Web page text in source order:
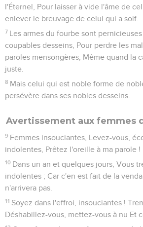
sanguinaires, Et qui se bande les yeux
mal,
16 Celui-là habitera dans des lieux
fortifiés seront sa retraite ; Du pain lui
lui sera assurée.
Jérusalem délivrée
17 Tes yeux verront le roi dans sa
18 Ton coeur se souviendra de la terreur
secrétaire, où est le trésorier ? Où est
tours ?
19 Tu ne verras plus le peuple
langage obscur qu'on n'entend pas, A la
qu'on ne comprend pas.
20
Regarde Sion, la cité de nos fêtes !
Jérusalem, séjour tranquille, Tente qui
transportée, Dont les pieux ne seront